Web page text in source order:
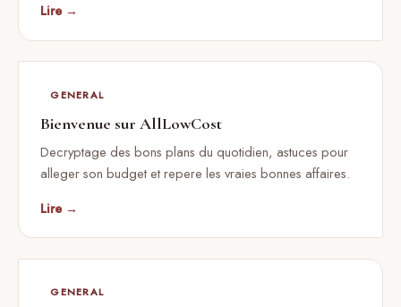
Lire →
GENERAL
Bienvenue sur AllLowCost
Decryptage des bons plans du quotidien, astuces pour
alleger son budget et repere les vraies bonnes affaires.
Lire →
GENERAL